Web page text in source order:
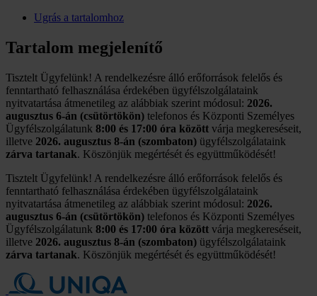
Ugrás a tartalomhoz
Tartalom megjelenítő
Tisztelt Ügyfelünk! A rendelkezésre álló erőforrások felelős és
fenntartható felhasználása érdekében ügyfélszolgálataink
nyitvatartása átmenetileg az alábbiak szerint módosul: 2026.
augusztus 6-án (csütörtökön) telefonos és Központi Személyes
Ügyfélszolgálatunk 8:00 és 17:00 óra között várja megkereséseit,
illetve 2026. augusztus 8-án (szombaton) ügyfélszolgálataink
zárva tartanak. Köszönjük megértését és együttműködését!
Tisztelt Ügyfelünk! A rendelkezésre álló erőforrások felelős és
fenntartható felhasználása érdekében ügyfélszolgálataink
nyitvatartása átmenetileg az alábbiak szerint módosul: 2026.
augusztus 6-án (csütörtökön) telefonos és Központi Személyes
Ügyfélszolgálatunk 8:00 és 17:00 óra között várja megkereséseit,
illetve 2026. augusztus 8-án (szombaton) ügyfélszolgálataink
zárva tartanak. Köszönjük megértését és együttműködését!